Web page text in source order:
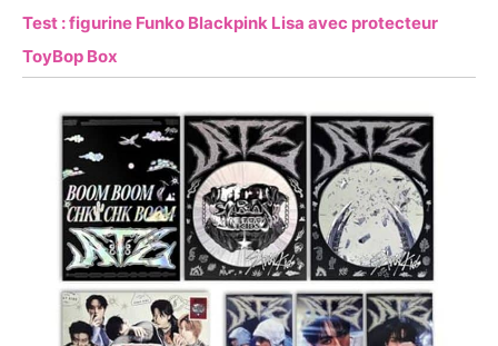
Test : figurine Funko Blackpink Lisa avec protecteur
ToyBop Box